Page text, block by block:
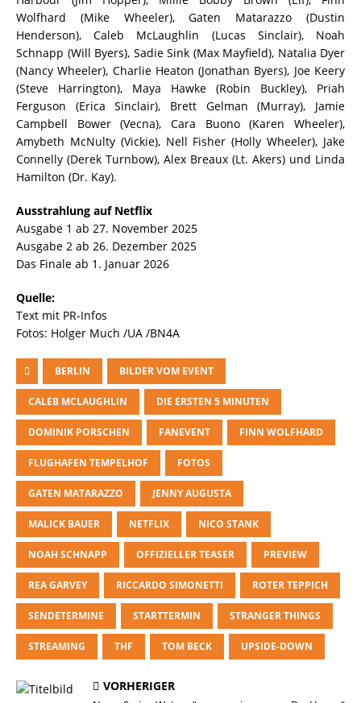
Wolfhard (Mike Wheeler), Gaten Matarazzo (Dustin
Henderson), Caleb McLaughlin (Lucas Sinclair), Noah
Schnapp (Will Byers), Sadie Sink (Max Mayfield), Natalia Dyer
(Nancy Wheeler), Charlie Heaton (Jonathan Byers), Joe Keery
(Steve Harrington), Maya Hawke (Robin Buckley), Priah
Ferguson (Erica Sinclair), Brett Gelman (Murray), Jamie
Campbell Bower (Vecna), Cara Buono (Karen Wheeler),
Amybeth McNulty (Vickie), Nell Fisher (Holly Wheeler), Jake
Connelly (Derek Turnbow), Alex Breaux (Lt. Akers) und Linda
Hamilton (Dr. Kay).
Ausstrahlung auf Netflix
Ausgabe 1 ab 27. November 2025
Ausgabe 2 ab 26. Dezember 2025
Das Finale ab 1. Januar 2026
Quelle:
Text mit PR-Infos
Fotos: Holger Much /UA /BN4A
BERLIN BILDER VOM EVENT
CALEB MCLAUGHLIN DIE ERSTEN 5 MINUTEN
DOMINIK PORSCHEN FANEVENT FINN WOLFHARD
FLUGHAFEN TEMPELHOF FOTOS
GATEN MATARAZZO JENNY AUGUSTA
MALICK BAUER NETFLIX NICO STANK
NOAH SCHNAPP OFFIZIELLER TEASER PREVIEW
REA GARVEY RICCARDO SIMONETTI ROTER TEPPICH
SENDETERMINE STARTTERMIN STRANGER THINGS
STREAMING THF TOM BECK UPSIDE-DOWN
VORHERIGER